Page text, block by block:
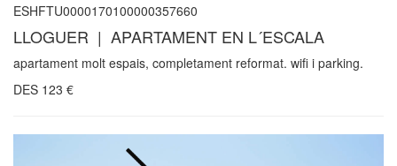
ESHFTU0000170100000357660
LLOGUER | APARTAMENT EN L´ESCALA
apartament molt espais, completament reformat. wifi i parking.
DES 123 €